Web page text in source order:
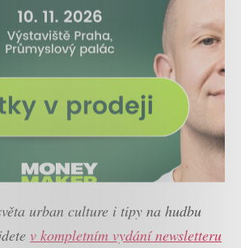
urban culture i tipy na hudbu
v kompletním vydání newsletteru